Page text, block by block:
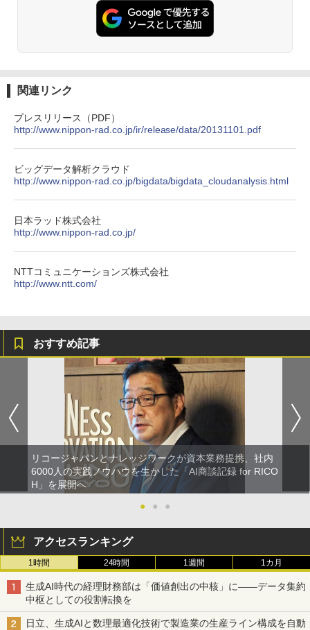
関連リンク
プレスリリース（PDF）
http://www.nippon-rad.co.jp/ir/release/data/20131101.pdf
ビッグデータ解析クラウド
http://www.nippon-rad.co.jp/bigdata/bigdata_cloudanalysis.html
日本ラッド株式会社
http://www.nippon-rad.co.jp/
NTTコミュニケーションズ株式会社
http://www.ntt.com/
おすすめ記事
リコージャパンとナレッジワークが資本業務提携、社内
6000人の実践ノウハウを生かした「AI商談記録 for RICO
H」を展開へ
●
● ●
アクセスランキング
1時間 24時間 1週間 1カ月
生成AI時代の経理財務部は「価値創出の中核」に――データ集約
中枢としての役割転換を
日立、生成AIと数理最適化技術で製造業の生産ライン構成を自動